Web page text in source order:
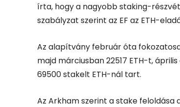
írta, hogy a nagyobb staking-
szabályzat szerint az EF az ETH-
Az alapítvány február óta
majd márciusban 22517 ETH-t,
69500 stakelt ETH-nál tart.
Az Arkham szerint a stake